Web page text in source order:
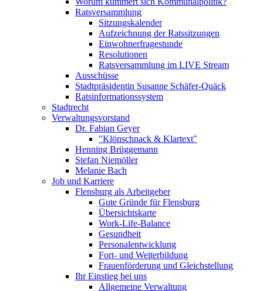
Ratsversammlung
Sitzungskalender
Aufzeichnung der Ratssitzungen
Einwohnerfragestunde
Resolutionen
Ratsversammlung im LIVE Stream
Ausschüsse
Stadtpräsidentin Susanne Schäfer-Quäck
Ratsinformationssystem
Stadtrecht
Verwaltungsvorstand
Dr. Fabian Geyer
"Klönschnack & Klartext"
Henning Brüggemann
Stefan Niemöller
Melanie Bach
Job und Karriere
Flensburg als Arbeitgeber
Gute Gründe für Flensburg
Übersichtskarte
Work-Life-Balance
Gesundheit
Personalentwicklung
Fort- und Weiterbildung
Frauenförderung und Gleichstellung
Ihr Einstieg bei uns
Allgemeine Verwaltung